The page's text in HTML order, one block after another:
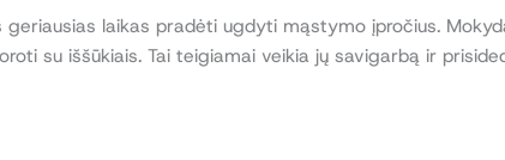
laikas pradėti ugdyti mąstymo įpročius.
su iššūkiais. Tai teigiamai veikia jų savigarbą ir